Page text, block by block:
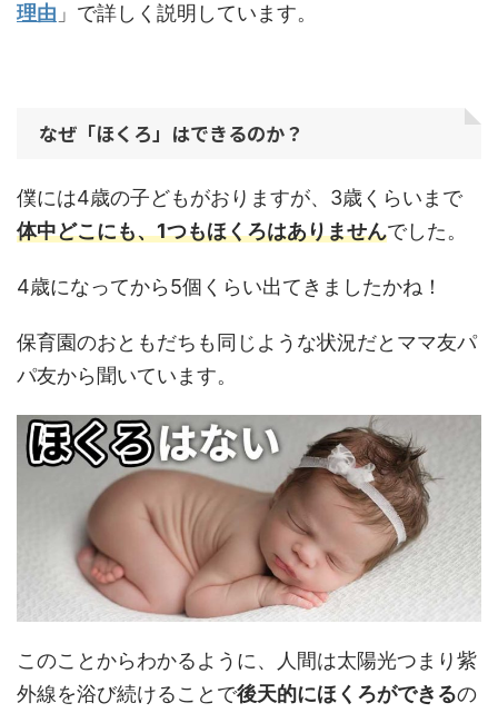
理由 」で詳しく説明しています。
なぜ「ほくろ」はできるのか？
僕には4歳の子どもがおりますが、3歳くらいまで
体中どこにも、1つもほくろはありませんでした。
4歳になってから5個くらい出てきましたかね！
保育園のおともだちも同じような状況だとママ友パ
パ友から聞いています。
このことからわかるように、人間は太陽光つまり紫
外線を浴び続けることで後天的にほくろができるの